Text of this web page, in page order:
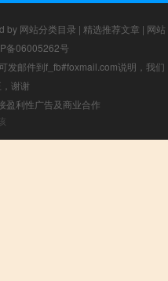
by 网站分类目录 | 精选推荐文章 | 网站
备06005262号
发邮件到f_fb#foxmail.com说明，我们
谢谢
盈利性广告及商业合作